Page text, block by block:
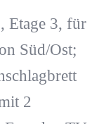
Etage 3, für
Süd/Ost;
2